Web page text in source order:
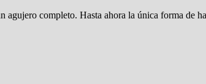
agujero completo. Hasta ahora la única forma de